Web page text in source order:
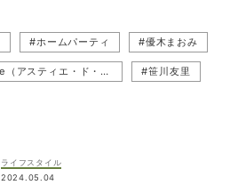
#ホームパーティ #優木まおみ
#Astier de Villate（アスティエ・ド・ヴィラット） #笹川友里
ライフスタイル
2024.05.04